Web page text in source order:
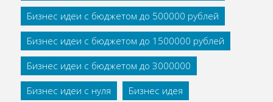
Бизнес идеи с бюджетом до 500000 рублей
Бизнес идеи с бюджетом до 1500000 рублей
Бизнес идеи с бюджетом до 3000000
Бизнес идеи с нуля
Бизнес идея